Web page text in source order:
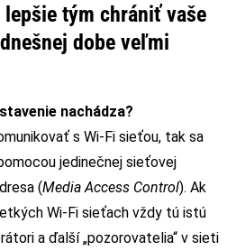
lepšie tým chrániť vaše
dobe veľmi
nachádza?
s Wi-Fi sieťou, tak sa
jedinečnej sieťovej
(Media Access Control). Ak
Wi-Fi sieťach vždy tú istú
a ďalší „pozorovatelia“ v sieti